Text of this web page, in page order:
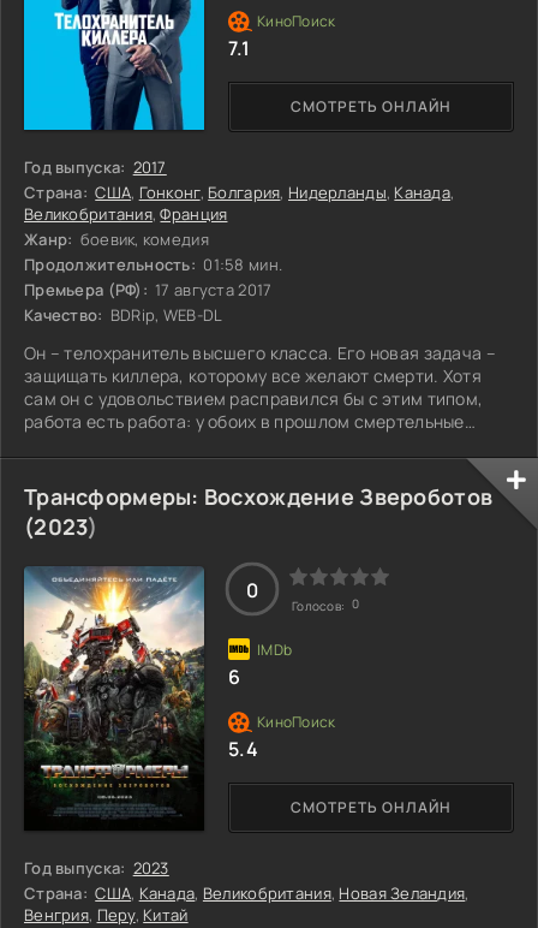
Год выпуска: 2017
Страна: США, Гонконг, Болгария, Нидерланды, Канада,
Великобритания,Франция
Жанр: боевик, комедия
Продолжительность: 01:58 мин.
Премьера (РФ): 17 августа 2017
Качество: BDRip, WEB-DL
Он – телохранитель высшего класса. Его новая задача –
защищать киллера, которому все желают смерти. Хотя
сам он с удовольствием расправился бы с этим типом,
работа есть работа: у обоих в прошлом смертельные
к делу у них сильно различаются, а моральные принципы –
прямо противоположны. Вопрос о выживании становится
критически важным, и каждый из них по-своему ставит
под сомнение, сможет ли эта союзническая игра
завершиться для них обоих
СМОТРЕТЬ ОНЛАЙН
7.1
Трансформеры: Восхождение Звероботов
(2023)
Год выпуска: 2023
Страна: США, Канада, Великобритания, Новая Зеландия,
Венгрия, Перу, Китай
СМОТРЕТЬ ОНЛАЙН
0
Голосов: 0
6
5.4